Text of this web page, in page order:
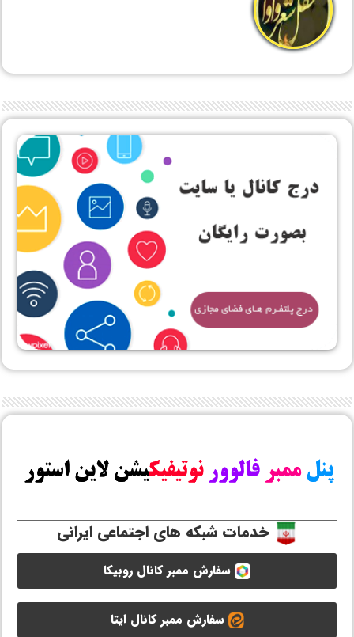
خدمات شبکه های اجتماعی ایرانی
سفارش ممبر کانال روبیکا
سفارش ممبر کانال ایتا